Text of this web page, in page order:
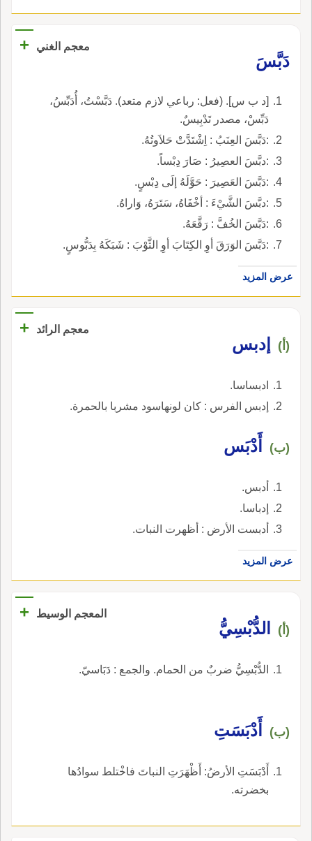
معجم الغني
+
دَبَّسَ
[د ب س]. (فعل: رباعي لازم متعد). دَبَّسْتُ، أُدَبِّسُ،
دَبِّسْ، مصدر تَدْبِيسٌ.
:دَبَّسَ العِنَبُ : اِشْتَدَّتْ حَلاَوتُهُ.
:دبَّسَ العصِيرُ : صَارَ دِبْساً.
:دَبَّسَ العَصِيرَ : حَوَّلَهُ إلَى دِبْسٍ.
:دبَّسَ الشَّيْءَ : أخْفَاهُ، سَتَرَهُ، وَاراهُ.
:دَبَّسَ الخُفَّ : رَقَّعَهُ.
:دَبَّسَ الوَرَقَ أوِ الكِتَابَ أوِ الثَّوْبَ : شَبَكَهُ بِدَبُّوسٍ.
عرض المزيد
معجم الرائد +
(أ) إدبس
ادبساسا.
إدبس الفرس : كان لونهاسود مشربا بالحمرة.
(ب) أَدْبَس
أدبس.
إدباسا.
أدبست الأرض : أظهرت النبات.
عرض المزيد
المعجم الوسيط +
(أ) الدُّبْسِيُّ
الدُّبْسِيُّ ضربٌ من الحمام. والجمع : دَبَاسيّ.
(ب) أَدْبَسَتِ
أَدْبَسَتِ الأرضُ: أَظْهَرَتِ النباتَ فاخْتلط سوادُها
بخضرته.